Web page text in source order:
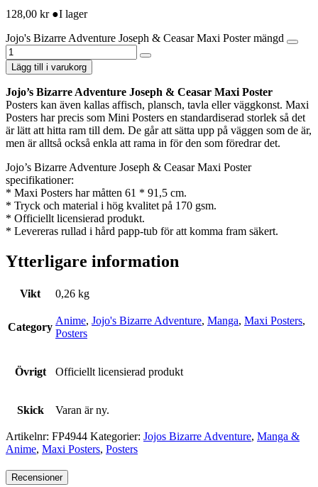
128,00 kr ●I lager
Jojo's Bizarre Adventure Joseph & Ceasar Maxi Poster mängd
Lägg till i varukorg
Jojo’s Bizarre Adventure Joseph & Ceasar Maxi Poster
Posters kan även kallas affisch, plansch, tavla eller väggkonst. Maxi
Posters har precis som Mini Posters en standardiserad storlek så det
är lätt att hitta ram till dem. De går att sätta upp på väggen som de är,
men är alltså också enkla att rama in för den som föredrar det.
Jojo’s Bizarre Adventure Joseph & Ceasar Maxi Poster
specifikationer:
* Maxi Posters har måtten 61 * 91,5 cm.
* Tryck och material i hög kvalitet på 170 gsm.
* Officiellt licensierad produkt.
* Levereras rullad i hård papp-tub för att komma fram säkert.
Ytterligare information
Vikt 0,26 kg
Category
Anime, Jojo's Bizarre Adventure, Manga, Maxi Posters,
Posters
Övrigt Officiellt licensierad produkt
Skick Varan är ny.
Artikelnr: FP4944 Kategorier: Jojos Bizarre Adventure, Manga &
Anime, Maxi Posters, Posters
Recensioner